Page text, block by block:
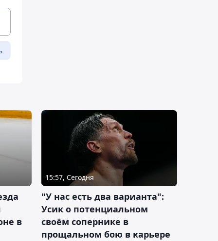
в
15:57, Сегодня
"У нас есть два варианта":
Усик о потенциальном
своём сопернике в
прощальном бою в карьере